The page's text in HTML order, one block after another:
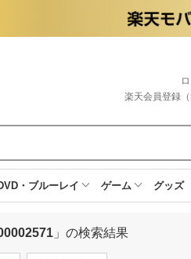
楽天会員登録（
・ブルーレイ ゲーム グッズ
」の検索結果